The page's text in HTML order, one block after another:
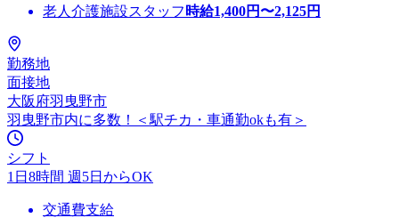
老人介護施設スタッフ 時給1,400円〜2,125円
勤務地
面接地
大阪府羽曳野市
羽曳野市内に多数！＜駅チカ・車通勤okも有＞
シフト
1日8時間 週5日からOK
交通費支給